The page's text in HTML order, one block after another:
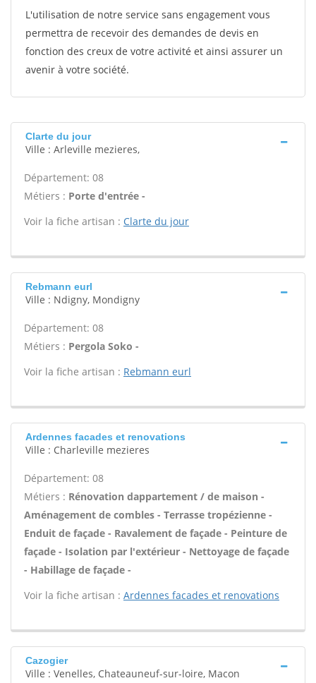
L'utilisation de notre service sans engagement vous
permettra de recevoir des demandes de devis en
fonction des creux de votre activité et ainsi assurer un
avenir à votre société.
Clarte du jour
Ville : Arleville mezieres,
Département: 08
Métiers : Porte d'entrée -
Voir la fiche artisan : Clarte du jour
Rebmann eurl
Ville : Ndigny, Mondigny
Département: 08
Métiers : Pergola Soko -
Voir la fiche artisan : Rebmann eurl
Ardennes facades et renovations
Ville : Charleville mezieres
Département: 08
Métiers : Rénovation dappartement / de maison -
Aménagement de combles - Terrasse tropézienne -
Enduit de façade - Ravalement de façade - Peinture de
façade - Isolation par l'extérieur - Nettoyage de façade
- Habillage de façade -
Voir la fiche artisan : Ardennes facades et renovations
Cazogier
Ville : Venelles, Chateauneuf-sur-loire, Macon